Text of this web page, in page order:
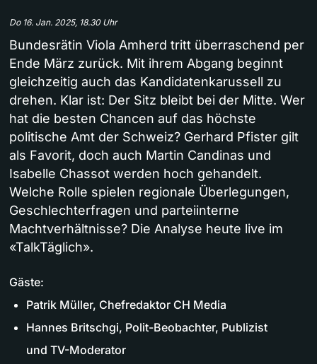
Do 16. Jan. 2025, 18.30 Uhr
Bundesrätin Viola Amherd tritt überraschend per
Ende März zurück. Mit ihrem Abgang beginnt
gleichzeitig auch das Kandidatenkarussell zu
drehen. Klar ist: Der Sitz bleibt bei der Mitte. Wer
hat die besten Chancen auf das höchste
politische Amt der Schweiz? Gerhard Pfister gilt
als Favorit, doch auch Martin Candinas und
Isabelle Chassot werden hoch gehandelt.
Welche Rolle spielen regionale Überlegungen,
Geschlechterfragen und parteiinterne
Machtverhältnisse? Die Analyse heute live im
«TalkTäglich».
Gäste:
Patrik Müller, Chefredaktor CH Media
Hannes Britschgi, Polit-Beobachter, Publizist
und TV-Moderator